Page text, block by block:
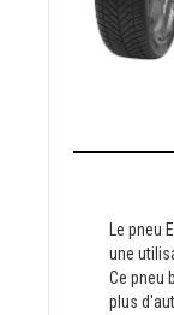
Le pneu
une
Ce pneu
plus